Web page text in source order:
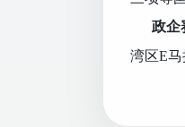
政企
湾区E马